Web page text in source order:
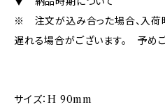
※ 注文が込み合った場合、入荷
遅れる場合がございます。 予め
サイズ：H 90mm